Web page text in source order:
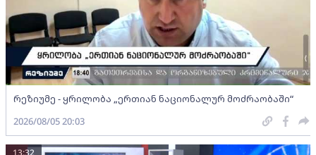
რეზიუმე - ყრილობა „ერთიან ნაციონალურ მოძრაობაში“
2026/08/05 20:03
13:32